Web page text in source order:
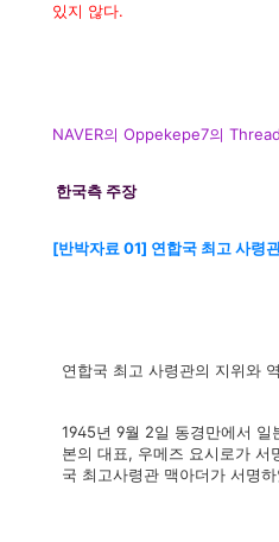
있지 않다.
NAVER의 Oppekepe7의 Thread
한국측 주장
[반박자료 01] 연합국 최고 사령
연합국 최고 사령관의 지위와
1945년 9월 2일 동경만에서 일
본의 대표, 우메즈 요시로가 서
국 최고사령관 맥아더가 서명